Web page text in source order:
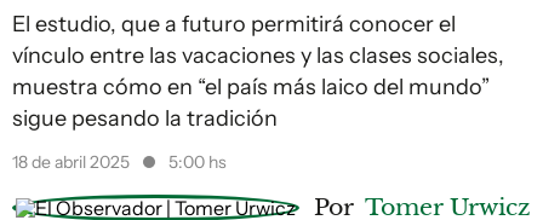
El estudio, que a futuro permitirá conocer el
vínculo entre las vacaciones y las clases sociales,
muestra cómo en “el país más laico del mundo”
sigue pesando la tradición
18 de abril 2025 5:00 hs
Por Tomer Urwicz